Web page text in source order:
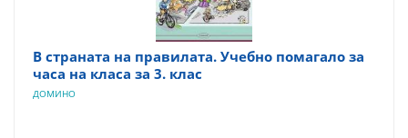
В страната на правилата. Учебно помагало за
часа на класа за 3. клас
ДОМИНО